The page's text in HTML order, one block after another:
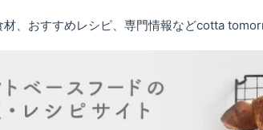
材、おすすめレシピ、専門情報などcotta